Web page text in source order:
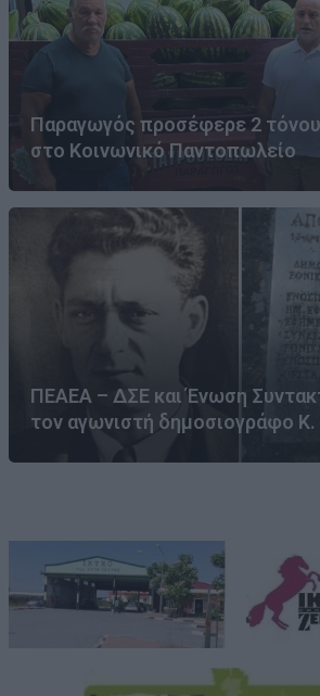
Παραγωγός προσέφερε 2
στο Κοινωνικό Παντοπωλείο
ΠΕΑΕΑ – ΔΣΕ και Ένωση
τον αγωνιστή δημοσιογράφο Κ.